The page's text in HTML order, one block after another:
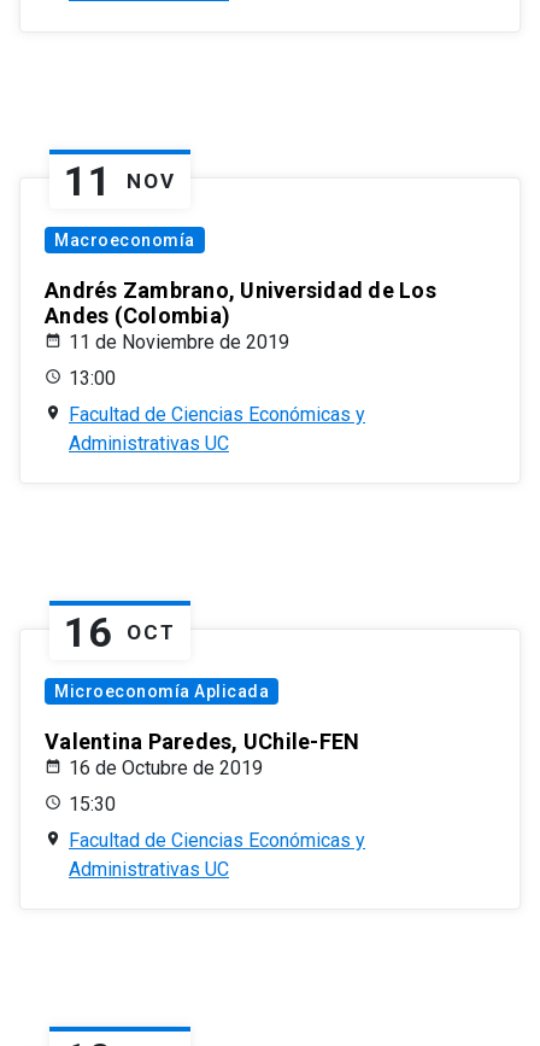
11 NOV
Macroeconomía
Andrés Zambrano, Universidad de Los
Andes (Colombia)
11 de Noviembre de 2019
13:00
Facultad de Ciencias Económicas y
Administrativas UC
16 OCT
Microeconomía Aplicada
Valentina Paredes, UChile-FEN
16 de Octubre de 2019
15:30
Facultad de Ciencias Económicas y
Administrativas UC